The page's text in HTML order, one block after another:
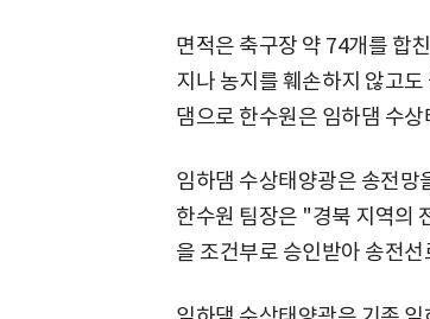
면적은 축구장 약 74개를 합
지나 농지를 훼손하지 않고
댐으로 한수원은 임하댐 수
임하댐 수상태양광은 송전망
한수원 팀장은 "경북 지역의
을 조건부로 승인받아 송전